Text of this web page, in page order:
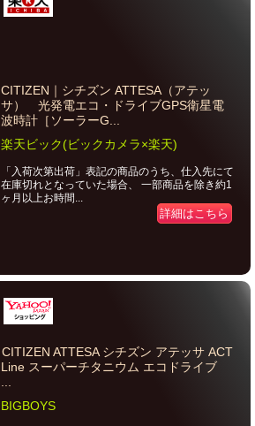
CITIZEN｜シチズン ATTESA（アテッ
サ） 光発電エコ・ドライブGPS衛星電
波時計［ソーラーG...
楽天ビック(ビックカメラ×楽天)
「入荷次第出荷」表記の商品のうち、仕入先にて
在庫切れとなっていた場合、 一部商品を除き約1
ヶ月以上お時間...
詳細はこちら
CITIZEN ATTESA シチズン アテッサ ACT
Line スーパーチタニウム エコドライブ
BIGBOYS